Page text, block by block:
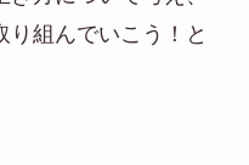
組んでいこう！と